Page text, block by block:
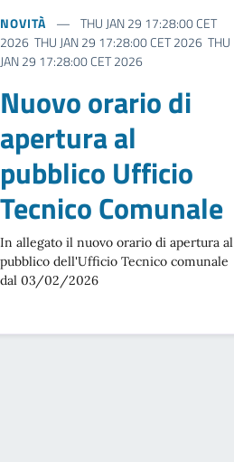
NOVITÀ
THU JAN 29 17:28:00 CET
2026 THU JAN 29 17:28:00 CET 2026 THU
JAN 29 17:28:00 CET 2026
Nuovo orario di
apertura al
pubblico Ufficio
Tecnico Comunale
In allegato il nuovo orario di apertura al
pubblico dell'Ufficio Tecnico comunale
dal 03/02/2026